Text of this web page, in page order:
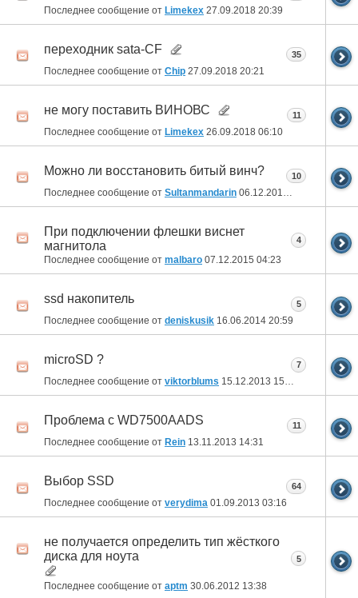
Последнее сообщение от Limekex 27.09.2018 20:39
переходник sata-CF
Последнее сообщение от Chip 27.09.2018 20:21
35
не могу поставить ВИНОВС
Последнее сообщение от Limekex 26.09.2018 06:10
11
Можно ли восстановить битый винч?
Последнее сообщение от Sultanmandarin 06.12.2016 12:55
10
При подключении флешки виснет
магнитола
Последнее сообщение от malbaro 07.12.2015 04:23
4
ssd накопитель
Последнее сообщение от deniskusik 16.06.2014 20:59
5
microSD ?
Последнее сообщение от viktorblums 15.12.2013 15:08
7
Проблема с WD7500AADS
Последнее сообщение от Rein 13.11.2013 14:31
11
Выбор SSD
Последнее сообщение от verydima 01.09.2013 03:16
64
не получается определить тип жёсткого
диска для ноута
Последнее сообщение от aptm 30.06.2012 13:38
5